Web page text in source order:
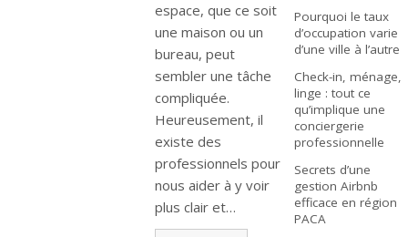
espace, que ce soit
une maison ou un
bureau, peut
sembler une tâche
compliquée.
Heureusement, il
existe des
professionnels pour
nous aider à y voir
plus clair et…
Pourquoi le taux
d’occupation varie
d’une ville à l’autre
Check-in, ménage,
linge : tout ce
qu’implique une
conciergerie
professionnelle
Secrets d’une
gestion Airbnb
efficace en région
PACA